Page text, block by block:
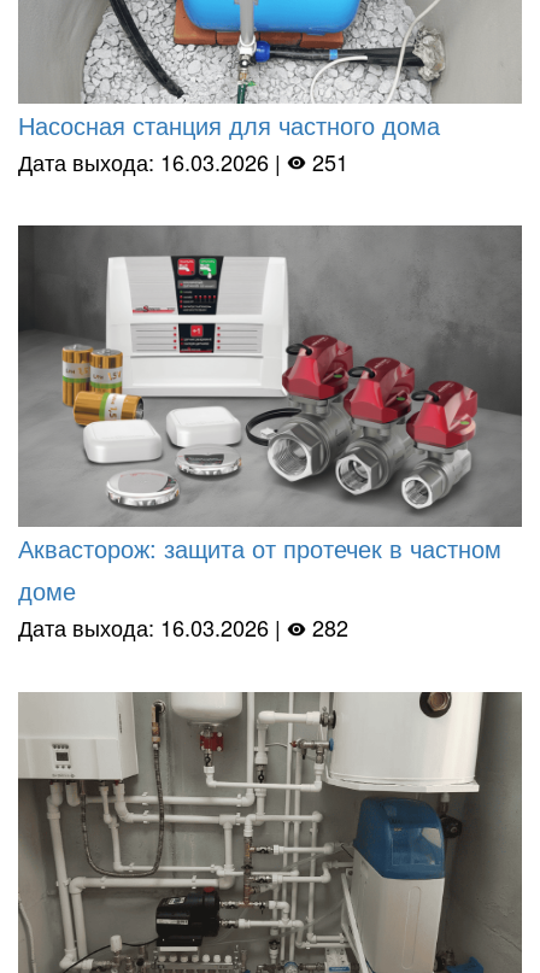
Насосная станция для частного дома
Дата выхода: 16.03.2026 | 251
Аквасторож: защита от протечек в частном
доме
Дата выхода: 16.03.2026 | 282